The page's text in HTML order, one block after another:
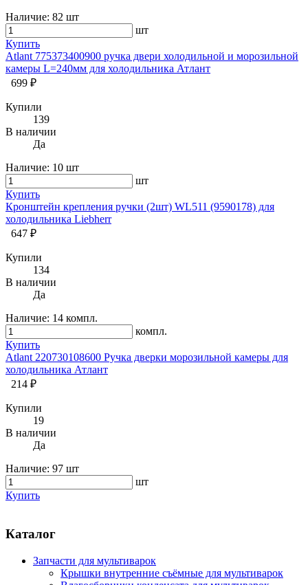
Наличие: 82 шт
шт
Купить
Atlant 775373400900 ручка двери холодильной и морозильной
камеры L=240мм для холодильника Атлант
699 ₽
Купили
139
В наличии
Да
Наличие: 10 шт
шт
Купить
Кронштейн крепления ручки (2шт) WL511 (9590178) для
холодильника Liebherr
647 ₽
Купили
134
В наличии
Да
Наличие: 14 компл.
компл.
Купить
Atlant 220730108600 Ручка дверки морозильной камеры для
холодильника Атлант
214 ₽
Купили
19
В наличии
Да
Наличие: 97 шт
шт
Купить
Каталог
Запчасти для мультиварок
Крышки внутренние съёмные для мультиварок